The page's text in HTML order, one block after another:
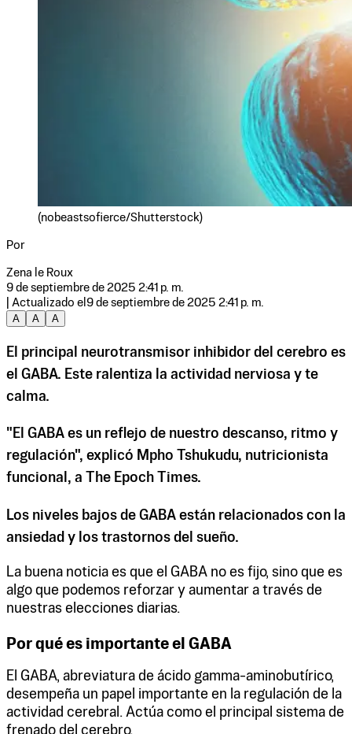
(nobeastsofierce/Shutterstock)
Por
Zena le Roux
9 de septiembre de 2025 2:41 p. m.
| Actualizado el 9 de septiembre de 2025 2:41 p. m.
A
A A
El principal neurotransmisor inhibidor del cerebro es
el GABA. Este ralentiza la actividad nerviosa y te
calma.
"El GABA es un reflejo de nuestro descanso, ritmo y
regulación", explicó Mpho Tshukudu, nutricionista
funcional, a The Epoch Times.
Los niveles bajos de GABA están relacionados con la
ansiedad y los trastornos del sueño.
La buena noticia es que el GABA no es fijo, sino que es
algo que podemos reforzar y aumentar a través de
nuestras elecciones diarias.
Por qué es importante el GABA
El GABA, abreviatura de ácido gamma-aminobutírico,
desempeña un papel importante en la regulación de la
actividad cerebral. Actúa como el principal sistema de
frenado del cerebro.